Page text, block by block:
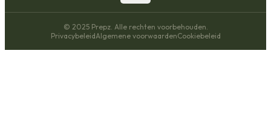
© 2025 Prepz. Alle rechten voorbehouden.
PrivacybeleidAlgemene voorwaardenCookiebeleid